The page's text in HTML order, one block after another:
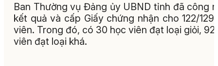
Ban Thường vụ Đảng ủy UBND tỉnh đã công
kết quả và cấp Giấy chứng nhận cho 122/129
viên. Trong đó, có 30 học viên đạt loại giỏi, 92
viên đạt loại khá.